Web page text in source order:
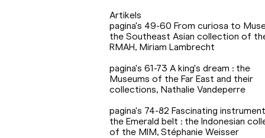
Artikels
pagina's 49-60 From curiosa to
the Southeast Asian collection of
RMAH, Miriam Lambrecht
pagina's 61-73 A king's dream : the
Museums of the Far East and their
collections, Nathalie Vandeperre
pagina's 74-82 Fascinating
the Emerald belt : the Indonesian
of the MIM, Stéphanie Weisser